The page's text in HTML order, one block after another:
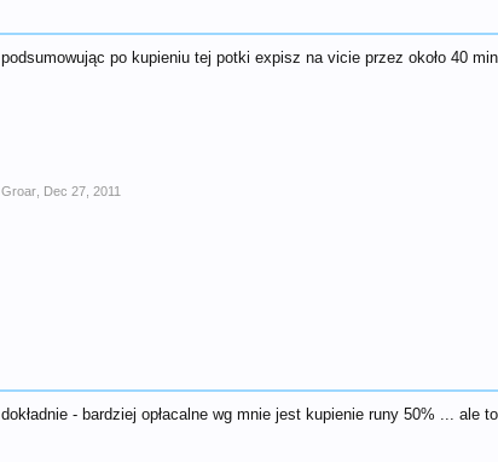
podsumowując po kupieniu tej potki expisz na vicie przez około 40 min
Groar Dec 27, 2011
dokładnie - bardziej opłacalne wg mnie jest kupienie runy 50% ... ale